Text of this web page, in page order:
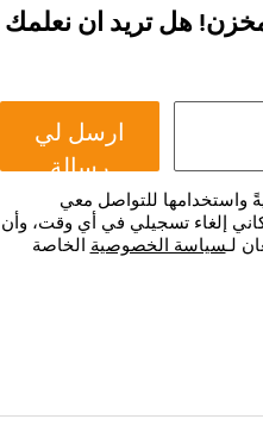
هل تريد ان نعلمك
ارسل لي
رسالة
واستخدامها للتواصل معي
إلغاء تسجيلي في أي وقت، وأن
لـسياسة الخصوصية الخاصة